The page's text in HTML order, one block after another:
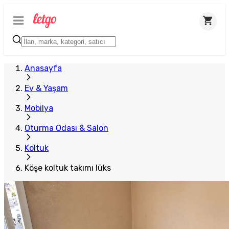
Anasayfa
Ev & Yaşam
Mobilya
Oturma Odası & Salon
Koltuk
Köşe koltuk takımı lüks